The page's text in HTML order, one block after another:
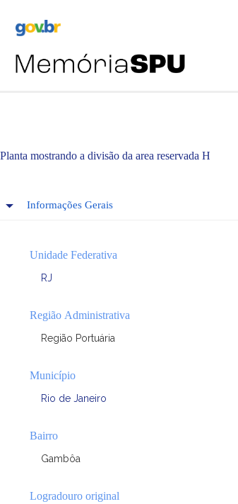
Planta mostrando a divisão da area reservada H
Informações Gerais
Unidade Federativa
RJ
Região Administrativa
Região Portuária
Município
Rio de Janeiro
Bairro
Gambôa
Logradouro original